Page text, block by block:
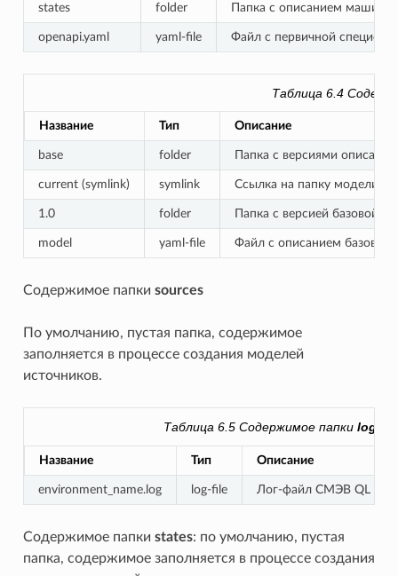
states folder Папка с описанием машин
openapi.yaml yaml-file Файл с первичной
Таблица 6.4
Название Тип Описание
base folder Папка с версиями
current (symlink) symlink Ссылка на папку модели
1.0 folder Папка с версией базовой
model yaml-file Файл с описанием базовой
Содержимое папки sources
По умолчанию, пустая папка, содержимое
заполняется в процессе создания моделей
источников.
Таблица 6.5Содержимое папкиlogs
Название Тип Описание
environment_name.log log-file Лог-файл СМЭВ QL
Содержимое папки states: по умолчанию, пустая
папка, содержимое заполняется в процессе создания